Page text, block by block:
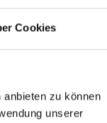
Cookies
zu können
unserer